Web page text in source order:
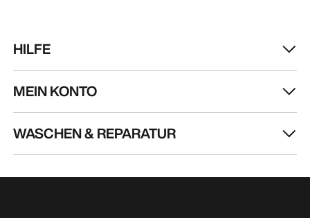
HILFE
MEIN KONTO
WASCHEN & REPARATUR